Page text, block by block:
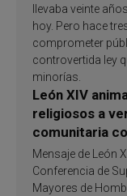
llevaba veinte
hoy. Pero hace
comprometer
controvertida ley
minorías.
León XIV
religiosos a
comunitaria
de inspiración
santificación
Mensaje de León
Conferencia de
Mayores de